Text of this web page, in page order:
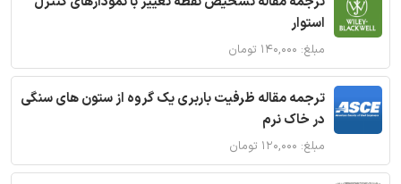
استوار
مبلغ: ۱۴۰,۰۰۰ تومان
ترجمه مقاله ظرفیت باربری یک گروه از ستون های سنگی
در خاک نرم
مبلغ: ۱۲۰,۰۰۰ تومان